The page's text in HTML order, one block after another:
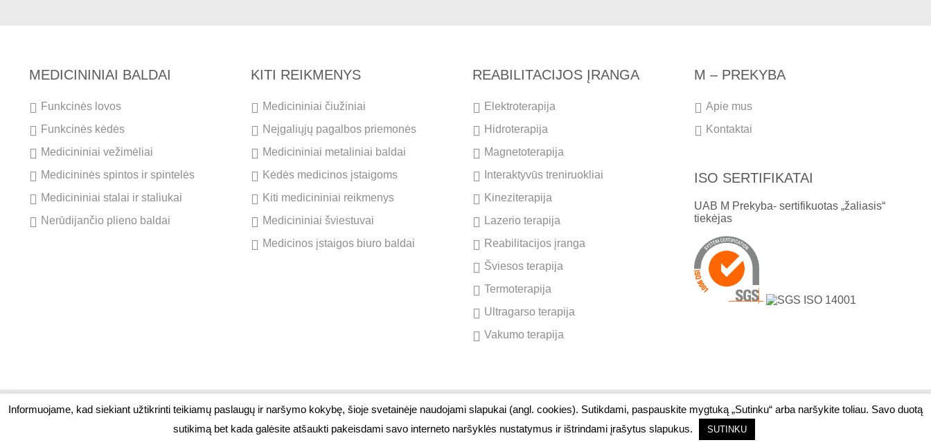
MEDICININIAI BALDAI
Funkcinės lovos
Funkcinės kėdės
Medicininiai vežimėliai
Medicininės spintos ir spintelės
Medicininiai stalai ir staliukai
Nerūdijančio plieno baldai
KITI REIKMENYS
Medicininiai čiužiniai
Neįgaliųjų pagalbos priemonės
Medicininiai metaliniai baldai
Kėdės medicinos įstaigoms
Kiti medicininiai reikmenys
Medicininiai šviestuvai
Medicinos įstaigos biuro baldai
REABILITACIJOS ĮRANGA
Elektroterapija
Hidroterapija
Magnetoterapija
Interaktyvūs treniruokliai
Kineziterapija
Lazerio terapija
Reabilitacijos įranga
Šviesos terapija
Termoterapija
Ultragarso terapija
Vakumo terapija
M – PREKYBA
Apie mus
Kontaktai
ISO SERTIFIKATAI
UAB M Prekyba- sertifikuotas „žaliasis“
tiekėjas
Interneto svetainių kūrimas:
Informuojame, kad siekiant užtikrinti teikiamų paslaugų ir naršymo kokybę, šioje svetainėje naudojami slapukai (angl. cookies). Sutikdami, paspauskite mygtuką „Sutinku“ arba naršykite toliau. Savo duotą
sutikimą bet kada galėsite atšaukti pakeisdami savo interneto naršyklės nustatymus ir ištrindami įrašytus slapukus.
SUTINKU